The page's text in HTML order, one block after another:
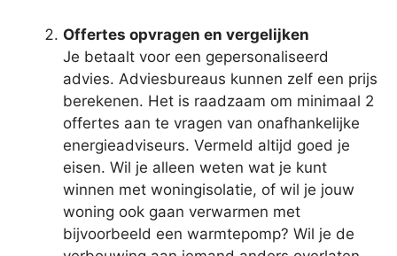
Offertes opvragen en vergelijken
Je betaalt voor een gepersonaliseerd
advies. Adviesbureaus kunnen zelf een prijs
berekenen. Het is raadzaam om minimaal 2
offertes aan te vragen van onafhankelijke
energieadviseurs. Vermeld altijd goed je
eisen. Wil je alleen weten wat je kunt
winnen met woningisolatie, of wil je jouw
woning ook gaan verwarmen met
bijvoorbeeld een warmtepomp? Wil je de